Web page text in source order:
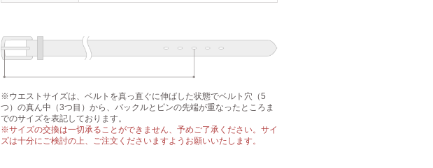
※ウエストサイズは、ベルトを真っ直ぐに伸ばした状態でベルト穴（5
つ）の真ん中（3つ目）から、バックルとピンの先端が重なったところま
でのサイズを表記しております。
※サイズの交換は一切承ることができません、予めご了承ください。サイ
ズは十分にご検討の上、ご注文くださいますようお願いいたします。